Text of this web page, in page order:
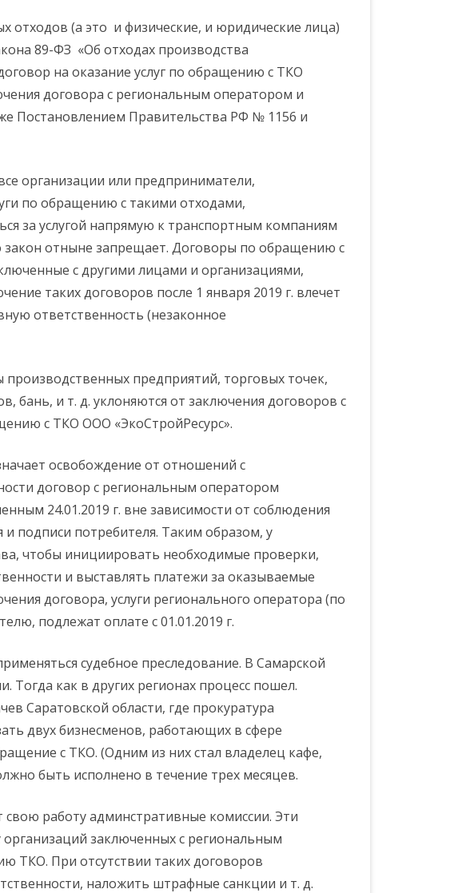
ООО “ЧИСТЫЙ ПОСЕЛОК”
БЮДЖЕТНЫХ СРЕДСТВ
ОТОПИТЕЛЬНЫЙ ПЕРИОД
ОТОПИТЕЛЬНЫЙ ПЕРИОД
2026-2027ГГ.
ПЛАН ПОДГОТОВКИ К
ОТОПИТЕЛЬНОМУ ПЕРИОДУ
СОБЛЮДЕНИЮ ТРЕБОВАНИЙ
МУНИЦИПАЛЬНЫХ
СЛУЖАЩИХ И
УРЕГУЛИРОВАНИЮ
КОНФЛИКТА ИНТЕРЕСОВ
СПОРТИВНЫЕ НОВОСТИ И
СОБЫТИЯ ПОСЕЛЕНИЯ
отходов (а это и физические, и юридические лица)
89-ФЗ «Об отходах производства
на оказание услуг по обращению с ТКО
договора с региональным оператором и
Постановлением Правительства РФ № 1156 и
организации или предприниматели,
по обращению с такими отходами,
за услугой напрямую к транспортным компаниям
закон отныне запрещает. Договоры по обращению с
с другими лицами и организациями,
таких договоров после 1 января 2019 г. влечет
ответственность (незаконное
предприятий, торговых точек,
бань, и т. д. уклоняются от заключения договоров с
с ТКО ООО «ЭкоСтройРесурс».
освобождение от отношений с
договор с региональным оператором
24.01.2019 г. вне зависимости от соблюдения
подписи потребителя. Таким образом, у
чтобы инициировать необходимые проверки,
и выставлять платежи за оказываемые
договора, услуги регионального оператора (по
подлежат оплате с 01.01.2019 г.
судебное преследование. В Самарской
Тогда как в других регионах процесс пошел.
Саратовской области, где прокуратура
двух бизнесменов, работающих в сфере
с ТКО. (Одним из них стал владелец кафе,
быть исполнено в течение трех месяцев.
работу админстративные комиссии. Эти
заключенных с региональным
ТКО. При отсутствии таких договоров
наложить штрафные санкции и т. д.